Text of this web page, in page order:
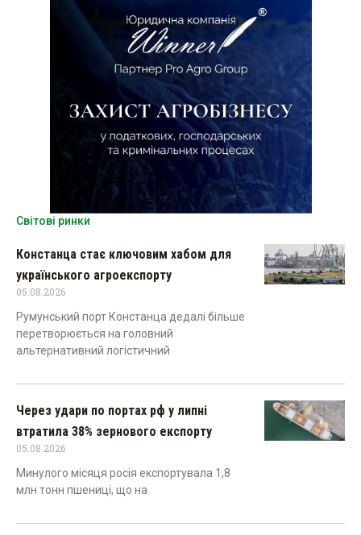
Світові ринки
Констанца стає ключовим хабом для
українського агроекспорту
05.08.2026
Румунський порт Констанца дедалі більше
перетворюється на головний
альтернативний логістичний
Через удари по портах рф у липні
втратила 38% зернового експорту
05.08.2026
Минулого місяця росія експортувала 1,8
млн тонн пшениці, що на